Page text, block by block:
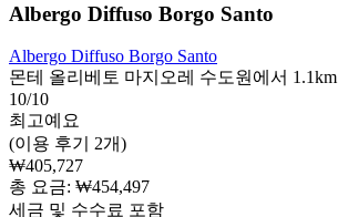
Albergo Diffuso Borgo Santo
Albergo Diffuso Borgo Santo
몬테 올리베토 마지오레 수도원에서 1.1km
10/10
최고예요
(이용 후기 2개)
₩405,727
총 요금: ₩454,497
세금 및 수수료 포함